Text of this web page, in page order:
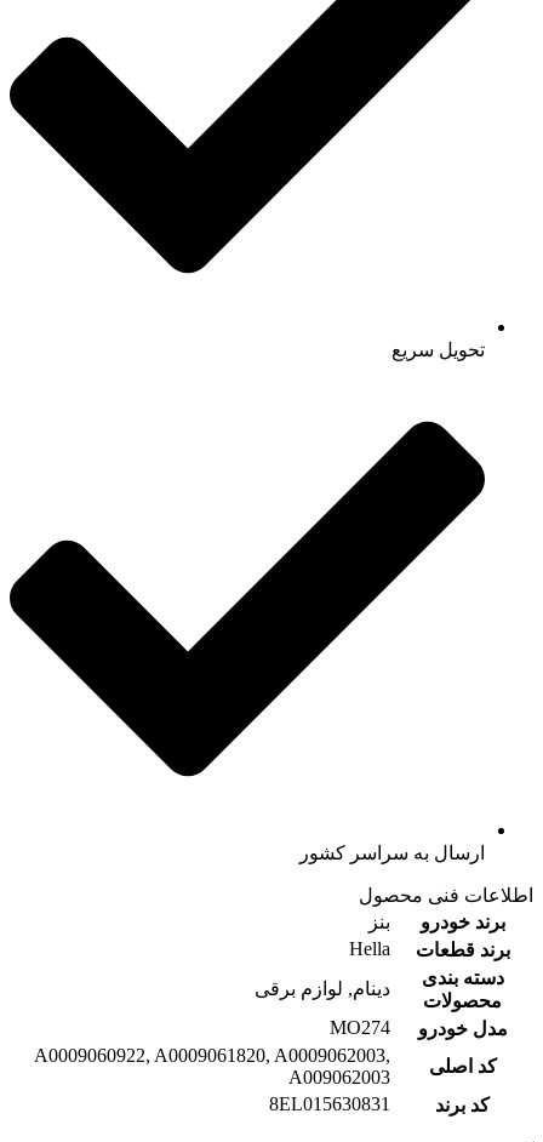
تحویل سریع
ارسال به سراسر کشور
اطلاعات فنی محصول
برند خودرو
بنز
برند قطعات
Hella
دسته بندی
محصولات
دینام, لوازم برقی
مدل خودرو
MO274
کد اصلی
A0009060922, A0009061820, A0009062003,
A009062003
کد برند
8EL015630831